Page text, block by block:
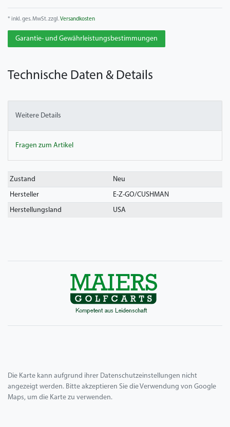
* inkl. ges. MwSt. zzgl.Versandkosten
Garantie- und Gewährleistungsbestimmungen
Technische Daten & Details
Weitere Details
Fragen zum Artikel
Technisches
Merkmal
Wert
Zustand
Neu
Hersteller
E-Z-GO/CUSHMAN
Herstellungsland
USA
Die Karte kann aufgrund ihrer Datenschutzeinstellungen nicht
angezeigt werden. Bitte akzeptieren Sie die Verwendung von Google
Maps, um die Karte zu verwenden.